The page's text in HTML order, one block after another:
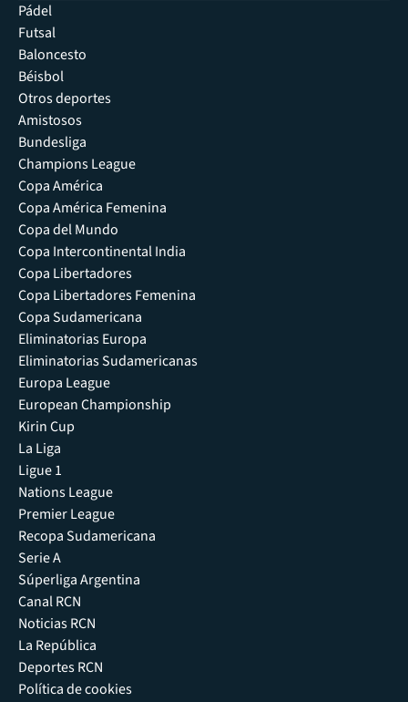
Pádel
Futsal
Baloncesto
Béisbol
Otros deportes
Amistosos
Bundesliga
Champions League
Copa América
Copa América Femenina
Copa del Mundo
Copa Intercontinental India
Copa Libertadores
Copa Libertadores Femenina
Copa Sudamericana
Eliminatorias Europa
Eliminatorias Sudamericanas
Europa League
European Championship
Kirin Cup
La Liga
Ligue 1
Nations League
Premier League
Recopa Sudamericana
Serie A
Súperliga Argentina
Canal RCN
Noticias RCN
La República
Deportes RCN
Política de cookies